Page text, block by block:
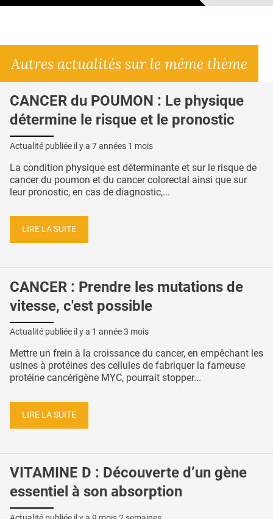
Autres actualités sur le même thème
CANCER du POUMON : Le physique
détermine le risque et le pronostic
Actualité publiée il y a 7 années 1 mois
La condition physique est déterminante et sur le risque de
cancer du poumon et du cancer colorectal ainsi que sur
leur pronostic, en cas de diagnostic,...
LIRE LA SUITE
CANCER : Prendre les mutations de
vitesse, c'est possible
Actualité publiée il y a 1 année 3 mois
Mettre un frein à la croissance du cancer, en empêchant les
usines à protéines des cellules de fabriquer la fameuse
protéine cancérigène MYC, pourrait stopper...
LIRE LA SUITE
VITAMINE D : Découverte d’un gène
essentiel à son absorption